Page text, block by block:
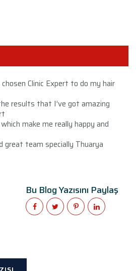
Clinic Expert to do my hair
results that I’ve got amazing
make me really happy and
great team specially Thuarya
Bu Blog Yazısını Paylaş